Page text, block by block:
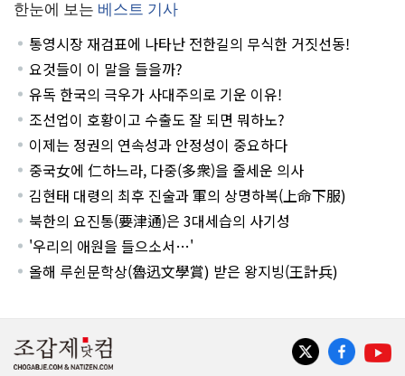
한눈에 보는 베스트 기사
통영시장 재검표에 나타난 전한길의 무식한 거짓선동!
요것들이 이 말을 들을까?
유독 한국의 극우가 사대주의로 기운 이유!
조선업이 호황이고 수출도 잘 되면 뭐하노?
이제는 정권의 연속성과 안정성이 중요하다
중국女에 仁하느라, 다중(多衆)을 줄세운 의사
김현태 대령의 최후 진술과 軍의 상명하복(上命下服)
북한의 요진통(要津通)은 3대세습의 사기성
'우리의 애원을 들으소서…'
올해 루쉰문학상(魯迅文學賞) 받은 왕지빙(王計兵)